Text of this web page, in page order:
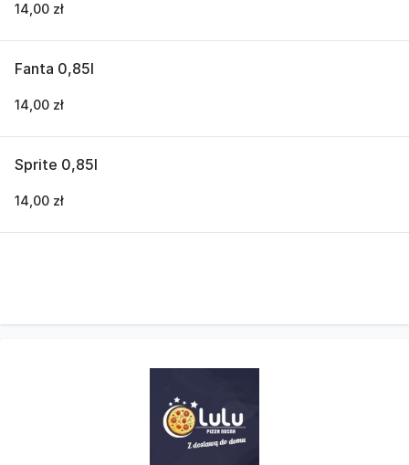
14,00 zł
Fanta 0,85l
14,00 zł
Sprite 0,85l
14,00 zł